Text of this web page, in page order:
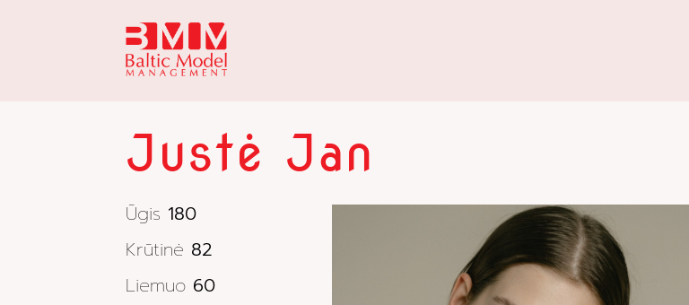
Justė Jan
Ūgis 180
Krūtinė 82
Liemuo 60